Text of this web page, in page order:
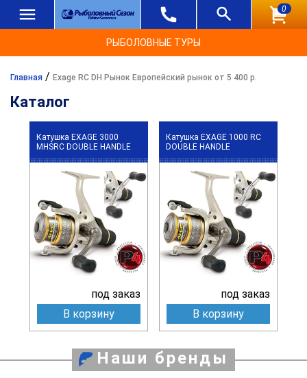
0
РЫБОЛОВНЫЕ ТУРЫ
Главная / Exage RC DH Рынок Европейский рынок от 5 400 р.
Каталог
Катушка EXAGE 3000
MHSRC DOUBLE HANDLE
под заказ
В корзину
Катушка EXAGE 1000 RC
DOUBLE HANDLE
под заказ
В корзину
Наши бренды